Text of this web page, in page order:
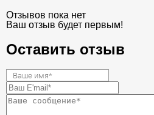
Отзывов пока нет
Ваш отзыв будет первым!
Оставить отзыв